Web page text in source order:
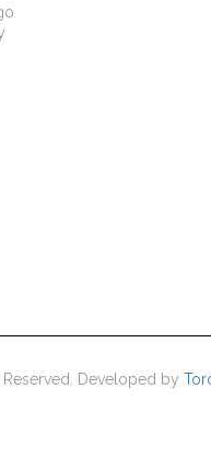
Developed by